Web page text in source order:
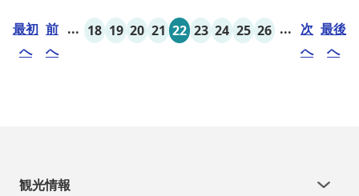
最初
へ
前
へ
... 18 19 20 21 22 23 24 25 26 ... 次
へ
最後
へ
観光情報